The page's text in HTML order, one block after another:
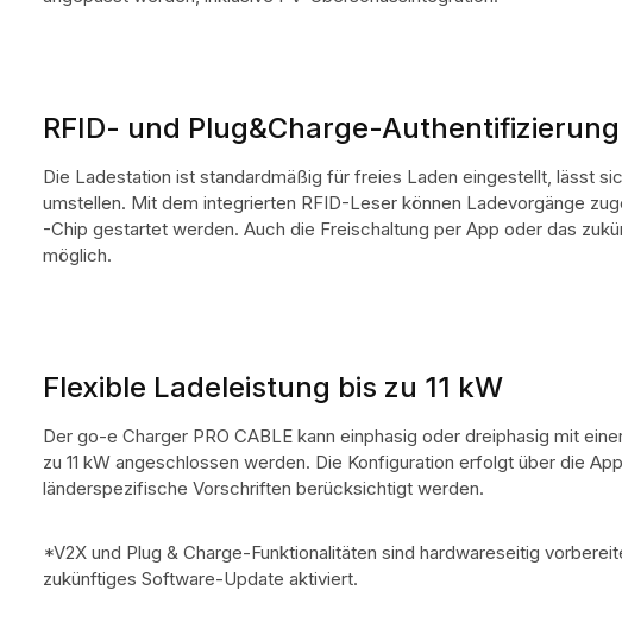
RFID- und Plug&Charge-Authentifizierung
Die Ladestation ist standardmäßig für freies Laden eingestellt, lässt
umstellen. Mit dem integrierten RFID-Leser können Ladevorgänge
-Chip gestartet werden. Auch die Freischaltung per App oder das
möglich.
Flexible Ladeleistung bis zu 11 kW
Der go-e Charger PRO CABLE kann einphasig oder dreiphasig mit
zu 11 kW angeschlossen werden. Die Konfiguration erfolgt über die
länderspezifische Vorschriften berücksichtigt werden.
*V2X und Plug & Charge-Funktionalitäten sind hardwareseitig
zukünftiges Software-Update aktiviert.